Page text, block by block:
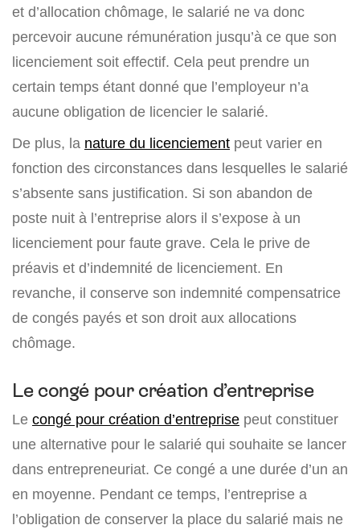
et d’allocation chômage, le salarié ne va donc
percevoir aucune rémunération jusqu’à ce que son
licenciement soit effectif. Cela peut prendre un
certain temps étant donné que l’employeur n’a
aucune obligation de licencier le salarié.
De plus, la nature du licenciement peut varier en
fonction des circonstances dans lesquelles le salarié
s’absente sans justification. Si son abandon de
poste nuit à l’entreprise alors il s’expose à un
licenciement pour faute grave. Cela le prive de
préavis et d’indemnité de licenciement. En
revanche, il conserve son indemnité compensatrice
de congés payés et son droit aux allocations
chômage.
Le congé pour création d’entreprise
Le congé pour création d’entreprise peut constituer
une alternative pour le salarié qui souhaite se lancer
dans entrepreneuriat. Ce congé a une durée d’un an
en moyenne. Pendant ce temps, l’entreprise a
l’obligation de conserver la place du salarié mais ne